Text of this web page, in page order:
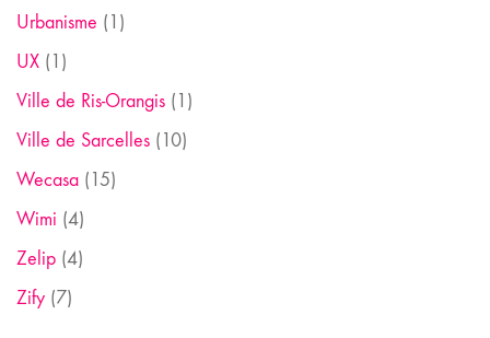
Urbanisme (1)
UX (1)
Ville de Ris-Orangis (1)
Ville de Sarcelles (10)
Wecasa (15)
Wimi (4)
Zelip (4)
Zify (7)